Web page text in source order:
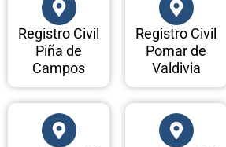
Registro Civil
Piña de
Campos
Registro Civil
Pomar de
Valdivia